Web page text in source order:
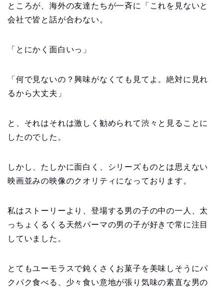
ところが、海外の友達たちが一斉に「これを見ないと
会社で皆と話が合わない。
「とにかく面白いっ」
「何で見ないの？興味がなくても見てよ。絶対に見れ
るから大丈夫」
と、それはそれは激しく勧められて渋々と見ることに
したのでした。
しかし、たしかに面白く、シリーズものとは思えない
映画並みの映像のクオリティになっております。
私はストーリーより、登場する男の子の中の一人、太
っちょくるくる天然パーマの男の子が好きで常に注目
していました。
とてもユーモラスで鈍くさくお菓子を美味しそうにパ
クパク食べる、少々食い意地が張り気味の素直な男の